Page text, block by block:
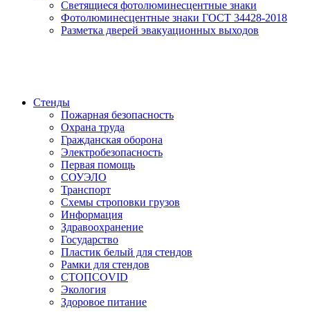
Светящиеся фотолюминесцентные знаки
Фотолюминесцентные знаки ГОСТ 34428-2018
Разметка дверей эвакуационных выходов
Стенды
Пожарная безопасность
Охрана труда
Гражданская оборона
Электробезопасность
Первая помощь
СОУЭЛО
Транспорт
Схемы строповки грузов
Информация
Здравоохранение
Государство
Пластик белый для стендов
Рамки для стендов
СТОПCOVID
Экология
Здоровое питание